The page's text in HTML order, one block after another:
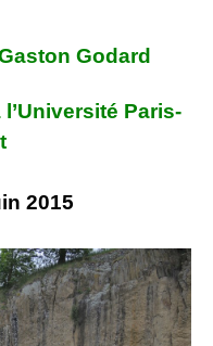
Godard
Paris-
2015